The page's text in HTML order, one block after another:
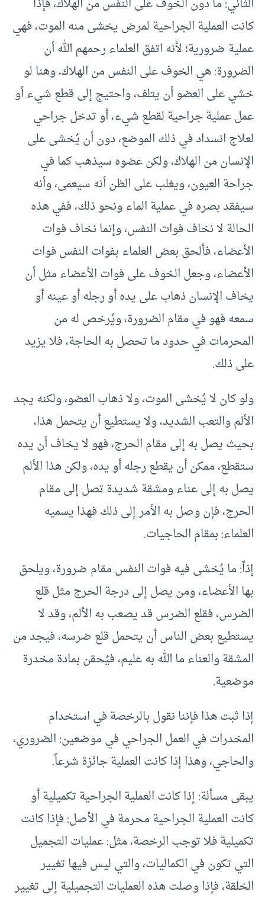
كانت العملية الجراحية لمرض يخشى منه الموت، فهي
عملية ضرورية؛ لأنه اتفق العلماء رحمهم الله أن
الضرورة: هي الخوف على النفس من الهلاك، وهنا لو
خشي على العضو أن يتلف، واحتيج إلى قطع شيء أو
عمل عملية جراحية لقطع شيء، أو تدخل جراحي
لعلاج انسداد في ذلك الموضع، دون أن يُخشى على
الإنسان من الهلاك، ولكن عضوه سيذهب كما في
جراحة العيون، ويغلب على الظن أنه سيعمى، وأنه
سيفقد بصره في عملية الماء ونحو ذلك، ففي هذه
الحالة لا نخاف فوات النفس، وإنما نخاف فوات
الأعضاء، فألحق بعض العلماء بفوات النفس فوات
الأعضاء، وجعل الخوف على فوات الأعضاء مثل أن
يخاف الإنسان ذهاب على يده أو رجله أو عينه أو
سمعه فهو في مقام الضرورة، ويُرخص له من
المحرمات في حدود ما تحصل به الحاجة، فلا يزيد
على ذلك.
ولو كان لا يُخشى الموت، ولا ذهاب العضو، ولكنه يجد
الألم والتعب الشديد، ولا يستطيع أن يتحمل هذا،
بحيث يصل به إلى مقام الحرج، فهو لا يخاف أن يده
ستقطع، ممكن أن يقطع رجله أو يده، ولكن هذا الألم
يصل به إلى عناء ومشقة شديدة تصل إلى مقام
الحرج، فإن وصل به الأمر إلى ذلك فهذا يسميه
العلماء: بمقام الحاجيات.
إذاً: ما يُخشى فيه فوات النفس مقام ضرورة، ويلحق
بها الأعضاء، ومن يصل إلى درجة الحرج مثل قلع
الضرس، فقلع الضرس قد يصعب به الألم، وقد لا
يستطيع بعض الناس أن يتحمل قلع ضرسه، فيجد من
المشقة والعناء ما الله به عليم، فيُحقن بمادة مخدرة
موضعية.
إذا ثبت هذا فإننا نقول بالرخصة في استخدام
المخدرات في العمل الجراحي في موضعين: الضروري،
والحاجي، وهذا إذا كانت العملية جائزة شرعاً.
يبقى مسألة: إذا كانت العملية الجراحية تكميلية أو
كانت العملية الجراحية محرمة في الأصل: فإذا كانت
تكميلية فلا توجب الرخصة، مثل: عمليات التجميل
التي تكون في الكماليات، والتي ليس فيها تغيير
الخلقة، فإذا وصلت هذه العمليات التجميلية إلى تغيير